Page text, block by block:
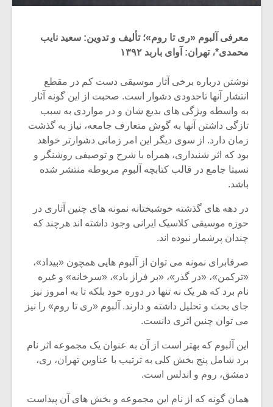
معرفی آلبوم «ری تا روم»؛ تألیف و تدوین: سعید نایب
محمدی*، تهران: آوای باربد ۱۳۹۲
نوشتن درباره برخی آثار موسیقی دست کم در مقطع
انتشار آنها تاحدودی دشوار است. صحبت از این گونه آثار
به واسطه ویژگی های بدیع شان و در مواردی به سبب
تازگی داشتن آنها به گوش متعارف جامعه، نیاز به گذشت
زمان دارد. از سوی دیگر این امر زمانی دشوارتر خواهد
بود که اثر شنیداری، همراه با شرح و توصیفی روشنگر و
نسبتا جامع در قالب کتابچه آلبوم مربوطه منتشر شده
باشد.
در دهه های گذشته خوشبختانه نمونه های چنین آثاری در
حوزه موسیقی کلاسیک ایرانی وجود داشته اند هرچند که
چندان پرشمار نبوده اند.
صرفابرای نمونه می توان از آلبوم هایی همچون «بیداد»،
«ترکمن»، «در گذر»، «بر فراز باد»، «سرخانه» و غیره
نام برد که هر یک نه تنها در دوره خود بلکه تا به امروز نیز
جای بحث و تحلیل داشته و دارند. آلبوم «ری تا روم» را نیز
می توان چنین اثری دانست.
این آلبوم که بهتر است از آن به عنوان یک مجموعه اثر نام
برد شامل پنج بخش کلی به ترتیب با عناوین تهران، ری،
دمشق، روم و اندلس است.
همان گونه که از نام این مجموعه و بخش های آن پیداست
میکلوش روژا موریس ژار